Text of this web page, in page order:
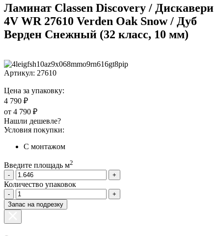
Ламинат Classen Discovery / Дискавери
4V WR 27610 Verden Oak Snow / Дуб
Верден Снежный (32 класс, 10 мм)
Артикул: 27610
Цена за упаковку:
4 790 ₽
от 4 790 ₽
Нашли дешевле?
Условия покупки:
С монтажом
Введите площадь м2
-
+
Количество упаковок
-
+
Запас на подрезку